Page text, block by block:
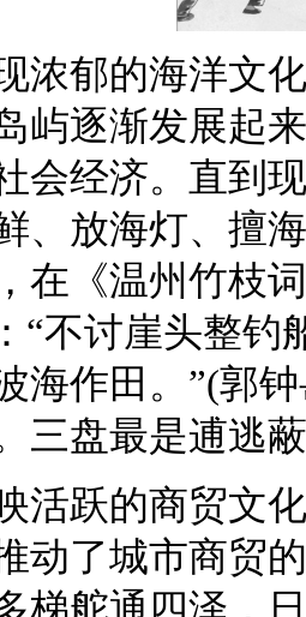
郁的海洋文化
屿逐渐发展起
会经济。直到
、放海灯、擅
在《温州竹枝
“不讨崖头整
海作田。”(郭
三盘最是逋逃
跃的商贸文化
动了城市商贸